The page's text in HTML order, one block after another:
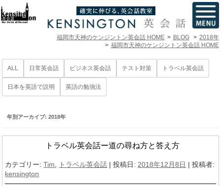
福岡市天神のケンジントン英会話 HOME BLOG
2018年
福岡市天神のケンジントン英会話 HOME
ALL 日常英会話 ビジネス英会話 テスト対策 トラベル英会話
日本を英語で説明 英語の勉強法
年別アーカイブ:2018年
トラベル英会話ー道の尋ね方と答え方
カテゴリー:Tim トラベル英会話 | 投稿日: 2018年12月8日 |投稿者:
kensington